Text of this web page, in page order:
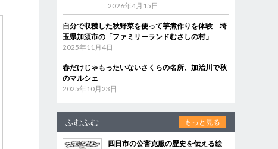
2026年4月15日
自分で収穫した秋野菜を使って芋煮作りを体験 埼
玉県加須市の「ファミリーランドむさしの村」
2025年11月4日
春だけじゃもったいないさくらの名所、加治川で秋
のマルシェ
2025年10月23日
ふむふむ もっと見る
四日市の公害克服の歴史を伝える絵